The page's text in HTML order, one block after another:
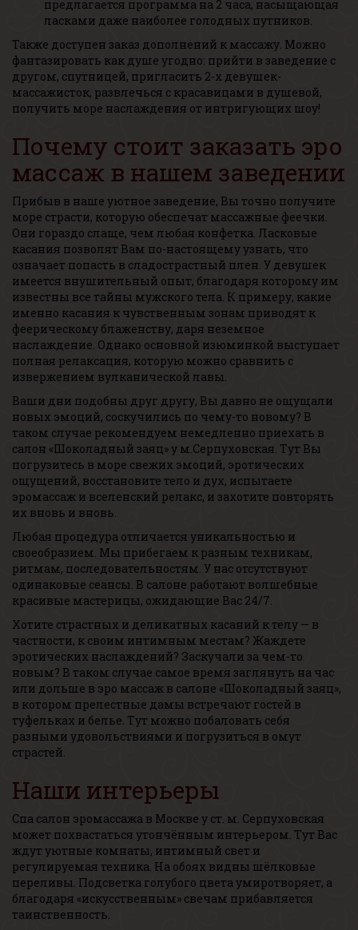
предлагается программа на 2 часа, насыщающая
ласками даже наиболее голодных путников.
Также доступен заказ дополнений к массажу. Можно
фантазировать как душе угодно: прийти в заведение с
другом, спутницей, пригласить 2-х девушек-
массажисток, развлечься с красавицами в душевой,
получить море наслаждения от интригующих шоу!
Почему стоит заказать эро
массаж в нашем заведении
Прибыв в наше уютное заведение, Вы точно получите
море страсти, которую обеспечат массажные феечки.
Они гораздо слаще, чем любая конфетка. Ласковые
касания позволят Вам по-настоящему узнать, что
означает попасть в сладострастный плен. У девушек
имеется внушительный опыт, благодаря которому им
известны все тайны мужского тела. К примеру, какие
именно касания к чувственным зонам приводят к
феерическому блаженству, даря неземное
наслаждение. Однако основной изюминкой выступает
полная релаксация, которую можно сравнить с
извержением вулканической лавы.
Ваши дни подобны друг другу, Вы давно не ощущали
новых эмоций, соскучились по чему-то новому? В
таком случае рекомендуем немедленно приехать в
салон «Шоколадный заяц» у м.Серпуховская. Тут Вы
погрузитесь в море свежих эмоций, эротических
ощущений, восстановите тело и дух, испытаете
эромассаж и вселенский релакс, и захотите повторять
их вновь и вновь.
Любая процедура отличается уникальностью и
своеобразием. Мы прибегаем к разным техникам,
ритмам, последовательностям. У нас отсутствуют
одинаковые сеансы. В салоне работают волшебные
красивые мастерицы, ожидающие Вас 24/7.
Хотите страстных и деликатных касаний к телу — в
частности, к своим интимным местам? Жаждете
эротических наслаждений? Заскучали за чем-то
новым? В таком случае самое время заглянуть на час
или дольше в эро массаж в салоне «Шоколадный заяц»,
в котором прелестные дамы встречают гостей в
туфельках и белье. Тут можно побаловать себя
разными удовольствиями и погрузиться в омут
страстей.
Наши интерьеры
Спа салон эромассажа в Москве у ст. м. Серпуховская
может похвастаться утончённым интерьером. Тут Вас
ждут уютные комнаты, интимный свет и
регулируемая техника. На обоях видны шёлковые
переливы. Подсветка голубого цвета умиротворяет, а
благодаря «искусственным» свечам прибавляется
таинственность.